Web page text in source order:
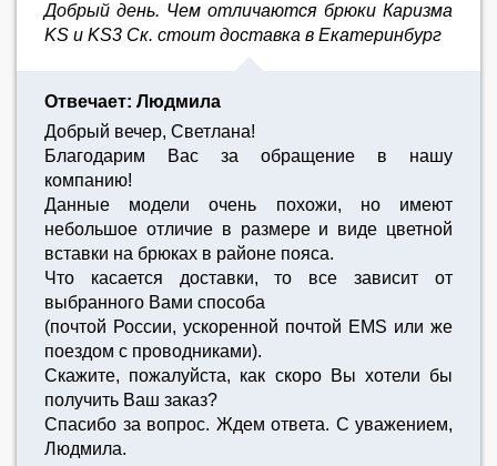
Добрый день. Чем отличаются брюки Каризма
KS и KS3 Ск. стоит доставка в Екатеринбург
Отвечает: Людмила
Добрый вечер, Светлана!
Благодарим Вас за обращение в нашу
компанию!
Данные модели очень похожи, но имеют
небольшое отличие в размере и виде цветной
вставки на брюках в районе пояса.
Что касается доставки, то все зависит от
выбранного Вами способа
(почтой России, ускоренной почтой EMS или же
поездом с проводниками).
Скажите, пожалуйста, как скоро Вы хотели бы
получить Ваш заказ?
Спасибо за вопрос. Ждем ответа. С уважением,
Людмила.